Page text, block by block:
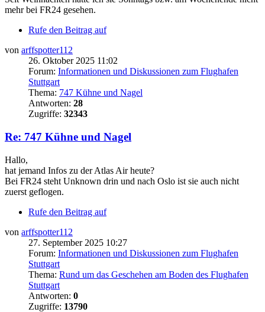
mehr bei FR24 gesehen.
Rufe den Beitrag auf
von arffspotter112
26. Oktober 2025 11:02
Forum: Informationen und Diskussionen zum Flughafen
Stuttgart
Thema: 747 Kühne und Nagel
Antworten: 28
Zugriffe: 32343
Re: 747 Kühne und Nagel
Hallo,
hat jemand Infos zu der Atlas Air heute?
Bei FR24 steht Unknown drin und nach Oslo ist sie auch nicht
zuerst geflogen.
Rufe den Beitrag auf
von arffspotter112
27. September 2025 10:27
Forum: Informationen und Diskussionen zum Flughafen
Stuttgart
Thema: Rund um das Geschehen am Boden des Flughafen
Stuttgart
Antworten: 0
Zugriffe: 13790